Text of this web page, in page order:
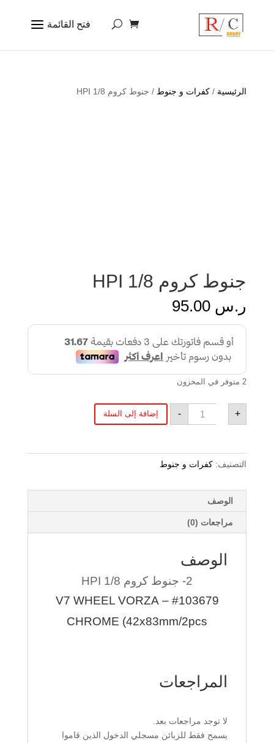
الرئيسية / كفرات و جنوط / جنوط كروم HPI 1/8
جنوط كروم HPI 1/8
ر.س
2 متوفر في المخزون
-
كمية
جنوط
كروم
+ إضافة إلى السلة
التصنيف: كفرات و جنوط
الوصف
مراجعات (0)
الوصف
2- جنوط كروم HPI 1/8
#103679 – V7 WHEEL VORZA
CHROME (42x83mm/2pcs
المراجعات
لا توجد مراجعات بعد.
يسمح فقط للزبائن مسجلي الدخول الذين قاموا